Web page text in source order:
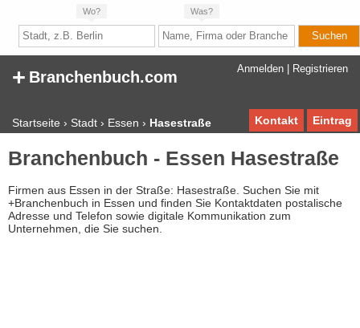
Wo? Was?
Anmelden Registrieren
+ Branchenbuch.com
Startseite › Stadt › Essen › Hasestraße Eintrag
Kontakt
Branchenbuch - Essen Hasestraße
Firmen aus Essen in der Straße: Hasestraße. Suchen Sie mit
+Branchenbuch in Essen und finden Sie Kontaktdaten postalische
Adresse und Telefon sowie digitale Kommunikation zum
Unternehmen, die Sie suchen.